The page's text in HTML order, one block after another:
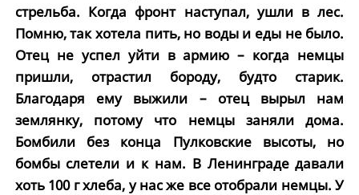
стрельба. Когда фронт наступал, ушли в лес.
Помню, так хотела пить, но воды и еды не было.
Отец не успел уйти в армию – когда немцы
пришли, отрастил бороду, будто старик.
Благодаря ему выжили – отец вырыл нам
землянку, потому что немцы заняли дома.
Бомбили без конца Пулковские высоты, но
бомбы слетели и к нам. В Ленинграде давали
хоть 100 г хлеба, у нас же все отобрали немцы. У